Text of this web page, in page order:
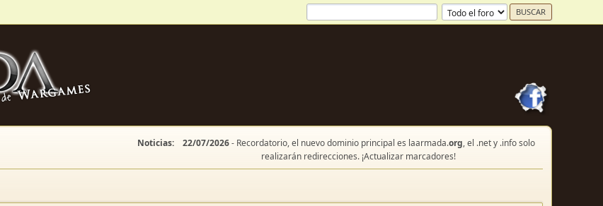
Noticias: 22/07/2026- Recordatorio, el nuevo dominio principal es laarmada.org, el .net y .info solo
realizarán redirecciones. ¡Actualizar marcadores!